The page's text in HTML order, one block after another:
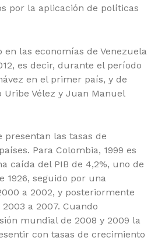
por la aplicación de políticas
en las economías de Venezuela
es decir, durante el período
en el primer país, y de
Uribe Vélez y Juan Manuel
las tasas de
Para Colombia, 1999 es
caída del PIB de 4,2%, uno de
1926, seguido por una
a 2002, y posteriormente
a 2007. Cuando
mundial de 2008 y 2009 la
con tasas de crecimiento